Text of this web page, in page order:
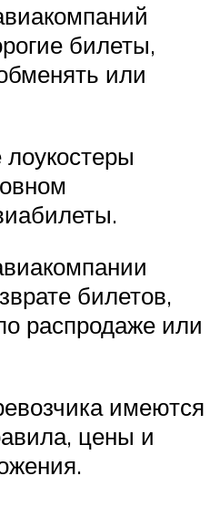
билеты,
или
лоукостеры
билетов,
распродаже или
имеются
цены и